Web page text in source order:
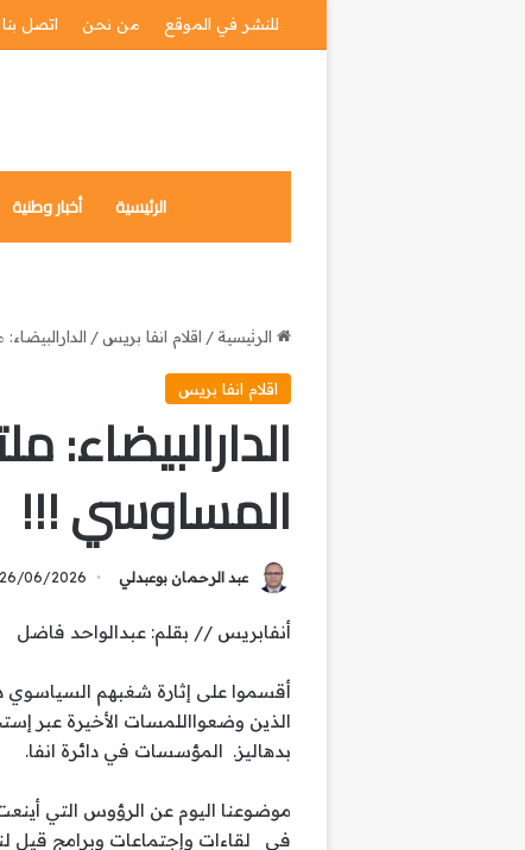
للنشر في الموقع من نحن اتصل بنا
الرئيسية أخبار وطنية
الرئيسية/ اقلام انفا بريس /
اقلام انفا بريس
الدارالبيضاء:
المساوسي !!!
عبد الرحمان بوعبدلي 26/06/2026
أنفابريس // بقلم: عبدالواحد فاضل
أقسموا على إثارة شغبهم السياسوي
الذين وضعوااللمسات الأخيرة عبر
بدهاليز. المؤسسات في دائرة انفا.
موضوعنا اليوم عن الرؤوس التي
في لقاءات وإجتماعات وبرامج قيل